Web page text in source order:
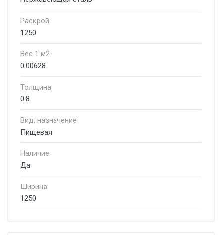
Раскрой
1250
Вес 1 м2
0.00628
Толщина
0.8
Вид, назначение
Пищевая
Наличие
Да
Ширина
1250